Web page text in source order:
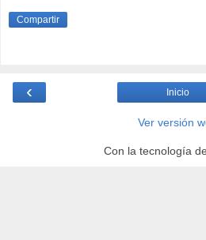
Compartir
‹ Inicio
Ver versión
Con la tecnología de